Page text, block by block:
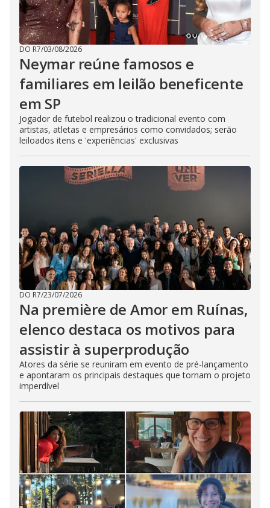
DO R7/03/08/2026
Neymar reúne famosos e
familiares em leilão beneficente
em SP
Jogador de futebol realizou o tradicional evento com
artistas, atletas e empresários como convidados; serão
leiloados itens e 'experiências' exclusivas
DO R7/23/07/2026
Na première de Amor em Ruínas,
elenco destaca os motivos para
assistir à superprodução
Atores da série se reuniram em evento de pré-lançamento
e apontaram os principais destaques que tornam o projeto
imperdível